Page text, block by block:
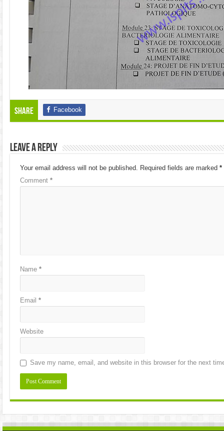
Share Facebook
Leave a Reply
Your email address will not be published. Required fields are marked*
Comment*
Name*
Email*
Website
Save my name, email, and website in this browser for the next